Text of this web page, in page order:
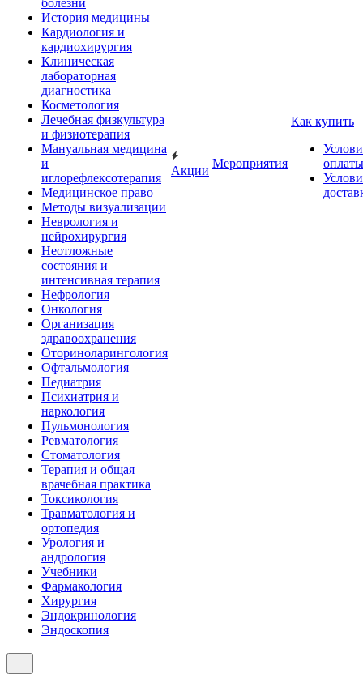
болезни
История медицины
Кардиология и
кардиохирургия
Клиническая
лабораторная
диагностика
Косметология
Лечебная физкультура
и физиотерапия
Мануальная медицина
и
иглорефлексотерапия
Медицинское право
Методы визуализации
Неврология и
нейрохирургия
Неотложные
состояния и
интенсивная терапия
Нефрология
Онкология
Организация
здравоохранения
Оториноларингология
Офтальмология
Педиатрия
Психиатрия и
наркология
Пульмонология
Ревматология
Стоматология
Терапия и общая
врачебная практика
Токсикология
Травматология и
ортопедия
Урология и
андрология
Учебники
Фармакология
Хирургия
Эндокринология
Эндоскопия
Акции
Мероприятия
Как купить
оплаты